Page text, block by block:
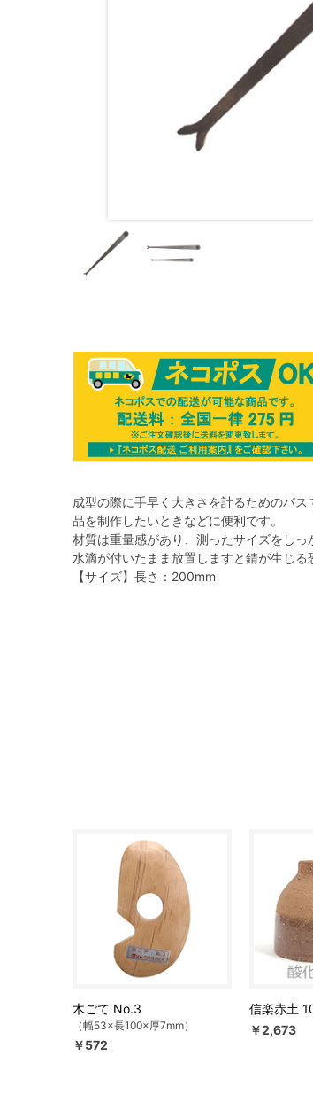
成型の際に手早く大きさを計るためのパ
品を制作したいときなどに便利です。
材質は重量感があり、測ったサイズをしっ
水滴が付いたまま放置しますと錆が生じる
【サイズ】長さ：200mm
木ごて No.3
（幅53×長100×厚7mm）
￥572
信楽赤土
￥2,673